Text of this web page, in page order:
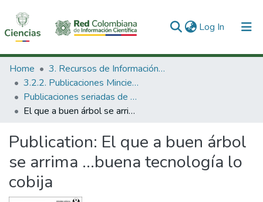
Log In (current)
Communities & Collections
All of DSpace
Statistics
Home
3. Recursos de Información Científica y Tecnológica
3.2.2. Publicaciones Minciencias
Publicaciones seriadas de Minciencias
El que a buen árbol se arrima ...buena tecnología lo cobija
Publication: El que a buen árbol
se arrima ...buena tecnología lo
cobija